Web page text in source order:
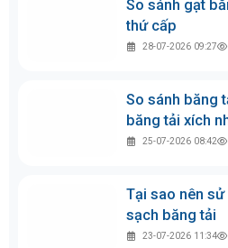
Tin tức xem nhiều nhất
18-04-2026 10:00
23-12-2025 14:54